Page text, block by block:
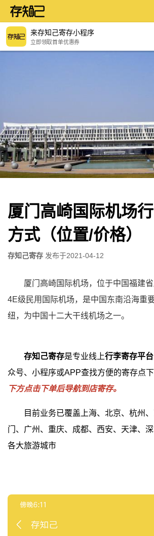
来存知己寄存小程序
立即领取首单优惠券
厦门高崎国际机场
方式（位置/价格）
存知己寄存 发布于2021-04-12
厦门高崎国际机场，位于中国福建
4E级民用国际机场，是中国东南沿海重
纽，为中国十二大干线机场之一。
存知己寄存是专业线上行李寄存平台
众号、小程序或APP查找方便的寄存点下
下方点击下单后导航到店寄存。
目前业务已覆盖上海、北京、杭州
门、广州、重庆、成都、西安、天津、
各大旅游城市